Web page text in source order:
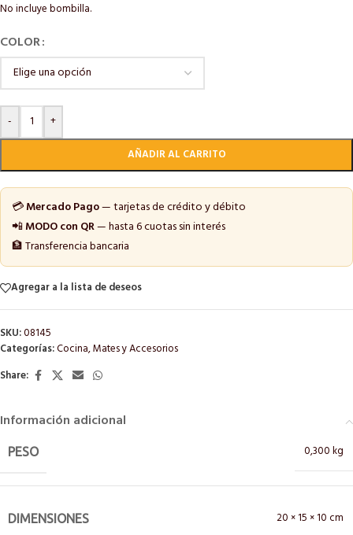
No incluye bombilla.
COLOR
-
+
AÑADIR AL CARRITO
💳Mercado Pago— tarjetas de crédito y débito
📲MODO con QR— hasta 6 cuotas sin interés
🏦 Transferencia bancaria
Agregar a la lista de deseos
SKU:08145
Categorías:Cocina,Mates y Accesorios
Share:
Información adicional
PESO 0,300 kg
DIMENSIONES 20 × 15 × 10 cm